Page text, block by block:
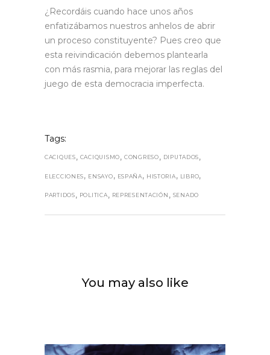
¿Recordáis cuando hace unos años
enfatizábamos nuestros anhelos de abrir
un proceso constituyente? Pues creo que
esta reivindicación debemos plantearla
con más rasmia, para mejorar las reglas del
juego de esta democracia imperfecta.
Tags:
CACIQUES, CACIQUISMO, CONGRESO, DIPUTADOS,
ELECCIONES, ENSAYO, ESPAÑA, HISTORIA, LIBRO,
PARTIDOS, POLITICA, REPRESENTACIÓN , SENADO
You may also like